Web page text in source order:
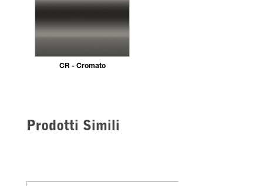
CR - Cromato
Prodotti Simili